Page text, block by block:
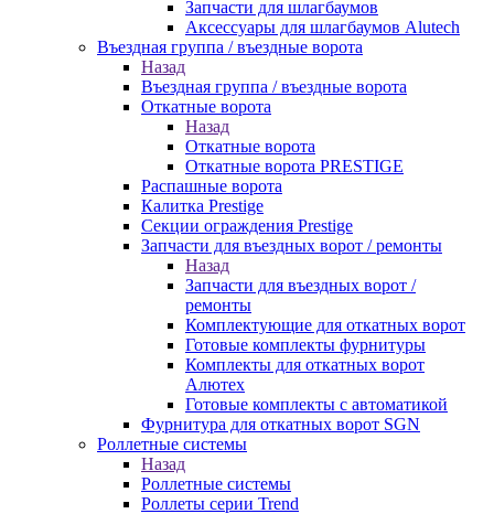
Запчасти для шлагбаумов
Аксессуары для шлагбаумов Alutech
Въездная группа / въездные ворота
Назад
Въездная группа / въездные ворота
Откатные ворота
Назад
Откатные ворота
Откатные ворота PRESTIGE
Распашные ворота
Калитка Prestige
Секции ограждения Prestige
Запчасти для въездных ворот / ремонты
Назад
Запчасти для въездных ворот /
ремонты
Комплектующие для откатных ворот
Готовые комплекты фурнитуры
Комплекты для откатных ворот
Алютех
Готовые комплекты с автоматикой
Фурнитура для откатных ворот SGN
Роллетные системы
Назад
Роллетные системы
Роллеты серии Trend